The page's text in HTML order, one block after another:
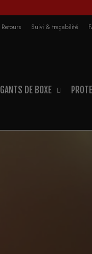
Retours Suivi & traçabilité
GANTS DE BOXE